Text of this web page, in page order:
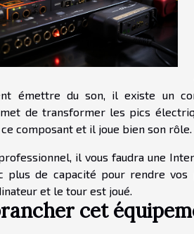
émettre du son, il existe un
de transformer les pics
composant et il joue bien son rôle.
il vous faudra une
plus de capacité pour rendre
et le tour est joué.
cet